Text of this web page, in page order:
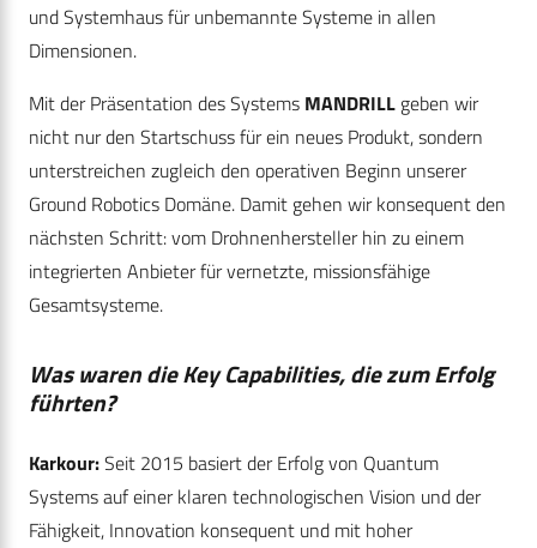
und Systemhaus für unbemannte Systeme in allen
Dimensionen.
Mit der Präsentation des Systems MANDRILL geben wir
nicht nur den Startschuss für ein neues Produkt, sondern
unterstreichen zugleich den operativen Beginn unserer
Ground Robotics Domäne. Damit gehen wir konsequent den
nächsten Schritt: vom Drohnenhersteller hin zu einem
integrierten Anbieter für vernetzte, missionsfähige
Gesamtsysteme.
Was waren die Key Capabilities, die zum Erfolg
führten?
Karkour:Seit 2015 basiert der Erfolg von Quantum
Systems auf einer klaren technologischen Vision und der
Fähigkeit, Innovation konsequent und mit hoher